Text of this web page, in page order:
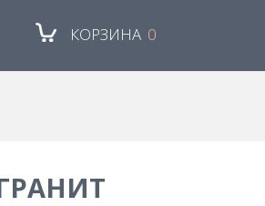
КОРЗИНА 0